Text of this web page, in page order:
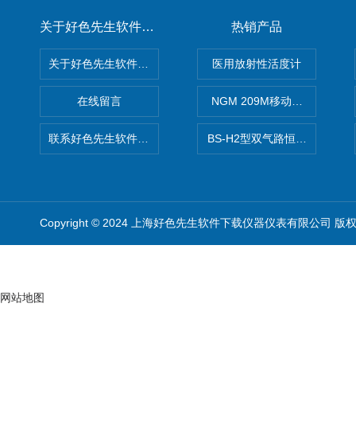
关于好色先生软件下载
关于好色先生软件下载
在线留言
联系好色先生软件下载
热销产品
医用放射性活度计
NGM 209M移动式惰性气体
BS-H2型双气路恒流大气采样
Copyright © 2024 上海好色先生软件下载仪器仪表有限公司 版
网站地图